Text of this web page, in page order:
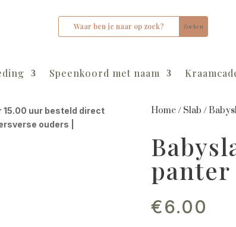
Speenkoord met naam
uur besteld direct
ouders |
Home/ Slab /
panter
€6.00